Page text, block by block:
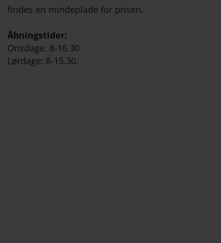
findes en mindeplade for prisen.
Åbningstider:
Onsdage: 8-16.30
Lørdage: 8-15.30.